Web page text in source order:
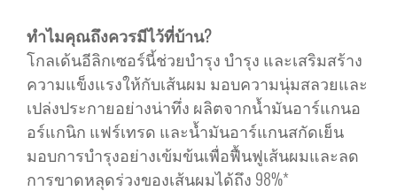
ทำไมคุณถึงควรมีไว้ที่บ้าน?
โกลเด้นอีลิกเซอร์นี้ช่วยบำรุง บำรุง และเสริมสร้าง
ความแข็งแรงให้กับเส้นผม มอบความนุ่มสลวยและ
เปล่งประกายอย่างน่าทึ่ง ผลิตจากน้ำมันอาร์แกนอ
อร์แกนิก แฟร์เทรด และน้ำมันอาร์แกนสกัดเย็น
มอบการบำรุงอย่างเข้มข้นเพื่อฟื้นฟูเส้นผมและลด
การขาดหลุดร่วงของเส้นผมได้ถึง 98%*